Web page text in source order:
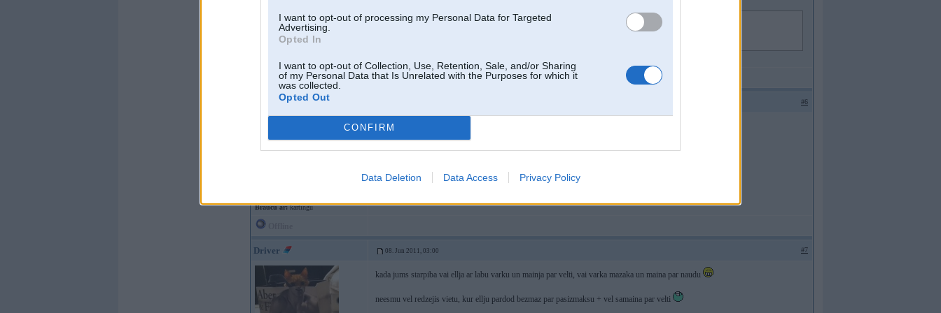
I want to opt-out of processing my Personal Data for Targeted
Advertising.
Opted In
I want to opt-out of Collection, Use, Retention, Sale, and/or Sharing
of my Personal Data that Is Unrelated with the Purposes for which it
was collected.
Opted Out
CONFIRM
Data Deletion Data Access Privacy Policy
Offline
martinsz #6
Braucu ar:kartingu
Pie manis (ķekavā) pērkot eļļu (motul) nomaiņa bezmaksas
-----------------
Driver 08. Jun 2011, 03:00 #7
kada jums starpiba vai ellja ar labu varku un mainja par velti, vai varka mazaka un maina par naudu
neesmu vel redzejis vietu, kur ellju pardod bezmaz par pasizmaksu + vel samaina par velti